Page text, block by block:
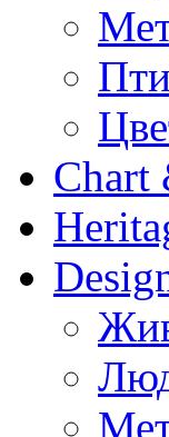
Chart